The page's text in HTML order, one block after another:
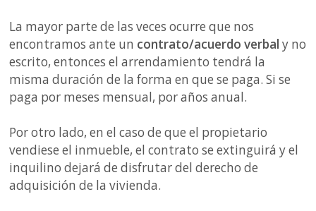
La mayor parte de las veces ocurre que nos
encontramos ante un contrato/acuerdo verbal y no
escrito, entonces el arrendamiento tendrá la
misma duración de la forma en que se paga. Si se
paga por meses mensual, por años anual.
Por otro lado, en el caso de que el propietario
vendiese el inmueble, el contrato se extinguirá y el
inquilino dejará de disfrutar del derecho de
adquisición de la vivienda.